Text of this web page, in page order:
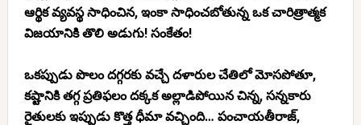
ఆర్థిక వ్యవస్థ సాధించిన, ఇంకా సాధించబోతున్న ఒక చారిత్రాత్మక
విజయానికి తొలి అడుగు! సంకేతం!
ఒకప్పుడు పొలం దగ్గరకు వచ్చే దళారుల చేతిలో మోసపోతూ,
కష్టానికి తగ్గ ప్రతిఫలం దక్కక అల్లాడిపోయిన చిన్న, సన్నకారు
రైతులకు ఇప్పుడు కొత్త ధీమా వచ్చింది… పంచాయతీరాజ్,